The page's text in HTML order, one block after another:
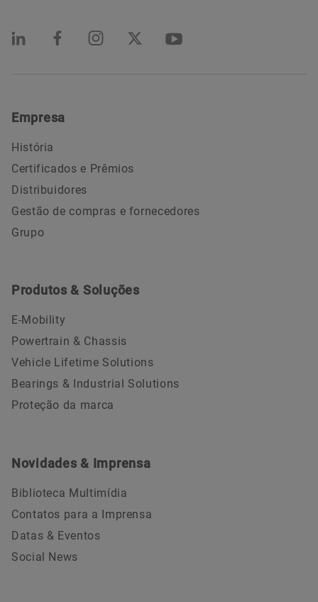
Empresa
História
Certificados e Prêmios
Distribuidores
Gestão de compras e fornecedores
Grupo
Produtos & Soluções
E-Mobility
Powertrain & Chassis
Vehicle Lifetime Solutions
Bearings & Industrial Solutions
Proteção da marca
Novidades & Imprensa
Biblioteca Multimídia
Contatos para a Imprensa
Datas & Eventos
Social News